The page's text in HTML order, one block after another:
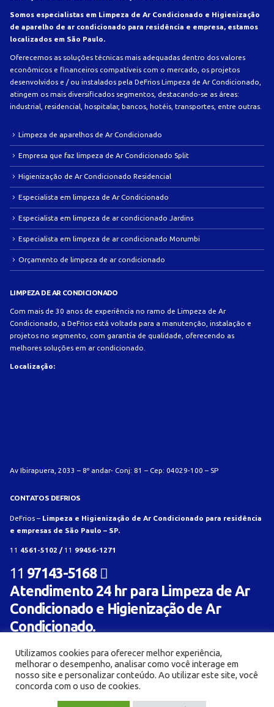
Somos especialistas em Limpeza de Ar Condicionado e Higienização
de aparelho de ar condicionado para residência e empresa, estamos
localizados em São Paulo.
Oferecemos as soluções técnicas mais adequadas dentro dos valores
econômicos e financeiros compatíveis com o mercado, os projetos
desenvolvidos e / ou instalados pela DeFrios Limpeza de Ar Condicionado,
atingem os mais diversificados segmentos, destacando-se as áreas:
industrial, residencial, hospitalar, bancos, hotéis, transportes, entre outras.
Limpeza de aparelhos de Ar Condicionado
Empresa que faz limpeza de Ar Condicionado Split
Higienização de Ar Condicionado Residencial
Especialista em limpeza de Ar Condicionado
Especialista em limpeza de ar condicionado Jardins
Especialista em limpeza de ar condicionado Morumbi
Orçamento de limpeza de ar condicionado
LIMPEZA DE AR CONDICIONADO
Com mais de 30 anos de experiência no ramo de Limpeza de Ar
Condicionado, a DeFrios está voltada para a manutenção, instalação e
projetos no segmento, com garantia de qualidade, oferecendo as
melhores soluções em ar condicionado.
Localização:
Av Ibirapuera, 2033 – 8º andar- Conj: 81 – Cep: 04029-100 – SP
CONTATOS DEFRIOS
DeFrios – Limpeza e Higienização de Ar Condicionado para residência
e empresas de São Paulo – SP.
11 4561-5102 / 11 99456-1271
11 97143-5168
Atendimento 24 hr para Limpeza de Ar
Condicionado e Higienização de Ar
Condicionado.
© Limpeza e Higienização de aparelho de ar condicionado para residência e empresa -
Utilizamos cookies para oferecer melhor experiência,
melhorar o desempenho, analisar como você interage em
nosso site e personalizar conteúdo. Ao utilizar este site, você
concorda com o uso de cookies.